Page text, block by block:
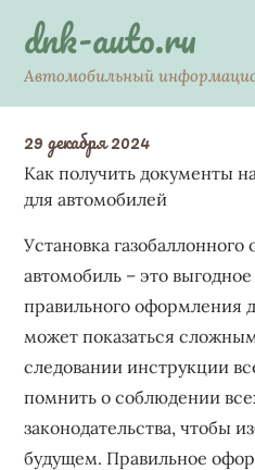
contentdnk-auto.ru
Автомобильный
29 декабря 2024
Как получить документы
для автомобилей
Установка
автомобиль – это
правильного оформления
может показаться
следовании инструкции
помнить о соблюдении
законодательства, чтобы
будущем. Правильное